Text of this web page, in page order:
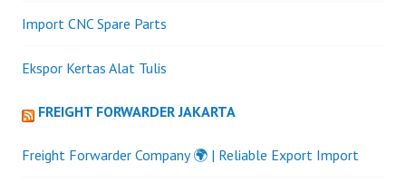
Import CNC Spare Parts
Ekspor Kertas Alat Tulis
FREIGHT FORWARDER JAKARTA
Freight Forwarder Company 🌍 | Reliable Export Import